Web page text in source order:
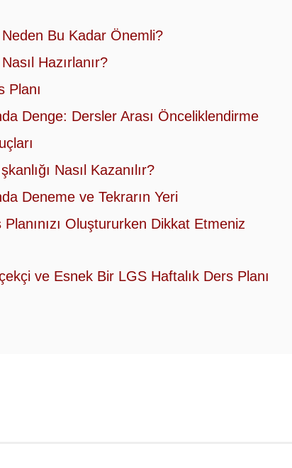
Bu Kadar Önemli?
Hazırlanır?
Planı
Denge: Dersler Arası Önceliklendirme
Nasıl Kazanılır?
Deneme ve Tekrarın Yeri
Oluştururken Dikkat Etmeniz
ve Esnek Bir LGS Haftalık Ders Planı